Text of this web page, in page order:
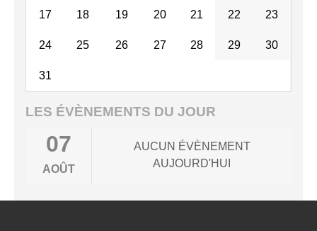
17 18 19 20 21 22 23
24 25 26 27 28 29 30
31
LES ÉVÈNEMENTS DU JOUR
07
AOÛT
AUCUN ÉVÈNEMENT
AUJOURD'HUI